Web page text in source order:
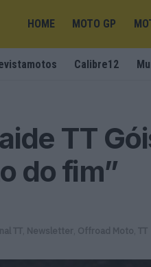
HOME MOTO GP
Calibre12
TT
do fim”
TT Newsletter Offroad Moto TT